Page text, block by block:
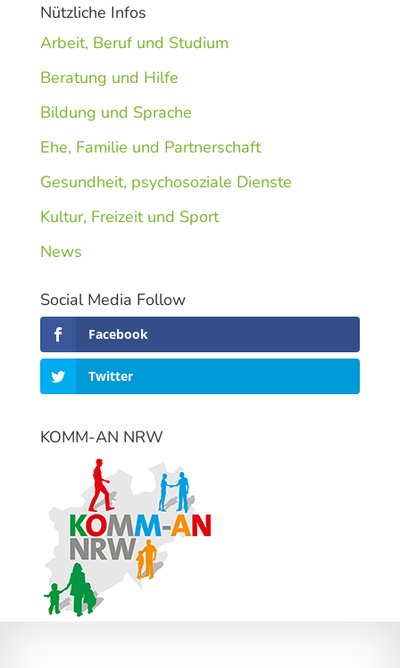
Nützliche Infos
Arbeit, Beruf und Studium
Beratung und Hilfe
Bildung und Sprache
Ehe, Familie und Partnerschaft
Gesundheit, psychosoziale Dienste
Kultur, Freizeit und Sport
News
Social Media Follow
Facebook
Twitter
KOMM-AN NRW